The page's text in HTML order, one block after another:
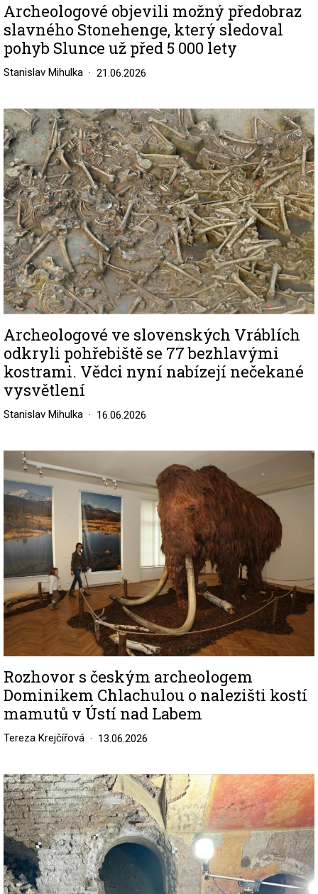
Archeologové objevili možný předobraz
slavného Stonehenge, který sledoval
pohyb Slunce už před 5 000 lety
Stanislav Mihulka 21.06.2026
Image
Archeologové ve slovenských Vráblích
odkryli pohřebiště se 77 bezhlavými
kostrami. Vědci nyní nabízejí nečekané
vysvětlení
Stanislav Mihulka 16.06.2026
Image
Rozhovor s českým archeologem
Dominikem Chlachulou o nalezišti kostí
mamutů v Ústí nad Labem
Tereza Krejčířová 13.06.2026
Image